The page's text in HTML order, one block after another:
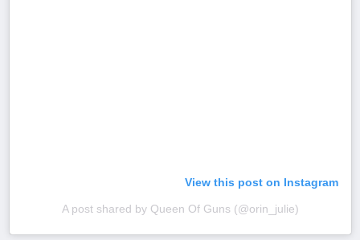
View this post on Instagram
A post shared by Queen Of Guns (@orin_julie)